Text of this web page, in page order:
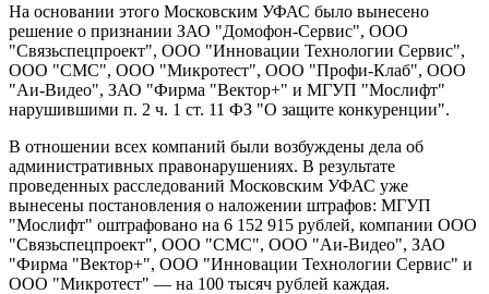
На основании этого Московским УФАС было вынесено
решение о признании ЗАО "Домофон-Сервис", ООО
"Связьспецпроект", ООО "Инновации Технологии Сервис",
ООО "СМС", ООО "Микротест", ООО "Профи-Клаб", ООО
"Аи-Видео", ЗАО "Фирма "Вектор+" и МГУП "Мослифт"
нарушившими п. 2 ч. 1 ст. 11 ФЗ "О защите конкуренции".
В отношении всех компаний были возбуждены дела об
административных правонарушениях. В результате
проведенных расследований Московским УФАС уже
вынесены постановления о наложении штрафов: МГУП
"Мослифт" оштрафовано на 6 152 915 рублей, компании ООО
"Связьспецпроект", ООО "СМС", ООО "Аи-Видео", ЗАО
"Фирма "Вектор+", ООО "Инновации Технологии Сервис" и
ООО "Микротест" — на 100 тысяч рублей каждая.